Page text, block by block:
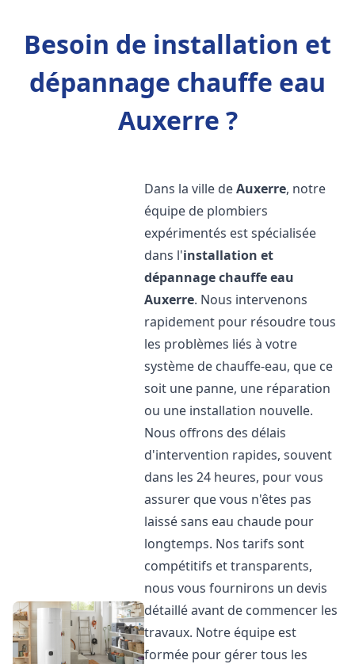
Besoin de installation et
dépannage chauffe eau
Auxerre ?
Dans la ville deAuxerre, notre
équipe de plombiers
expérimentés est spécialisée
dans l'installation et
dépannage chauffe eau
Auxerre. Nous intervenons
rapidement pour résoudre tous
les problèmes liés à votre
système de chauffe-eau, que ce
soit une panne, une réparation
ou une installation nouvelle.
Nous offrons des délais
d'intervention rapides, souvent
dans les 24 heures, pour vous
assurer que vous n'êtes pas
laissé sans eau chaude pour
longtemps. Nos tarifs sont
compétitifs et transparents,
nous vous fournirons un devis
détaillé avant de commencer les
travaux. Notre équipe est
formée pour gérer tous les